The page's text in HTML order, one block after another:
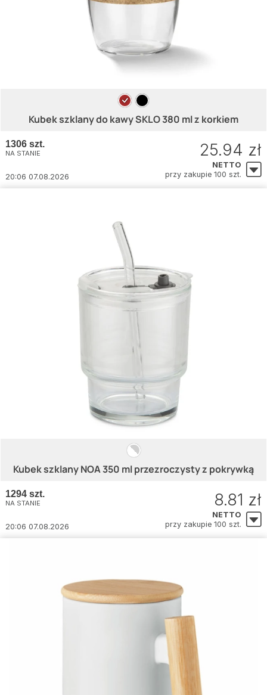
Kubek szklany do kawy SKLO 380 ml z korkiem
1306 szt.
NA STANIE
20:06 07.08.2026
25.94 zł
NETTO
przy zakupie 100 szt.
Kubek szklany NOA 350 ml przezroczysty z pokrywką
1294 szt.
NA STANIE
20:06 07.08.2026
8.81 zł
NETTO
przy zakupie 100 szt.